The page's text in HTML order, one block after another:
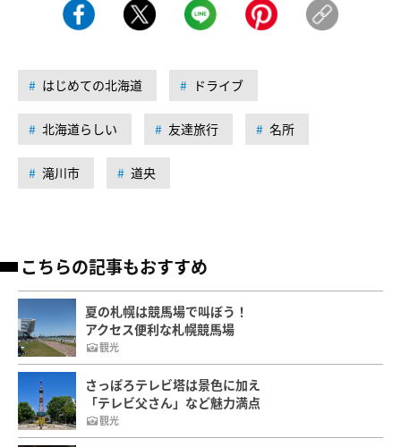
はじめての北海道 ドライブ
北海道らしい 友達旅行 名所
滝川市 道央
こちらの記事もおすすめ
夏の札幌は競馬場で叫ぼう！
アクセス便利な札幌競馬場
観光
さっぽろテレビ塔は景色に加え
「テレビ父さん」など魅力満点
観光